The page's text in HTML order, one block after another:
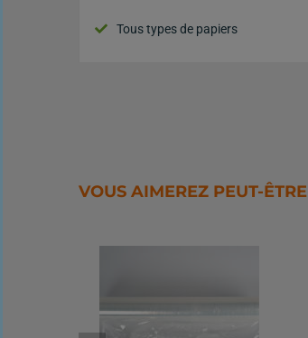
Tous types de papiers
VOUS AIMEREZ PEUT-